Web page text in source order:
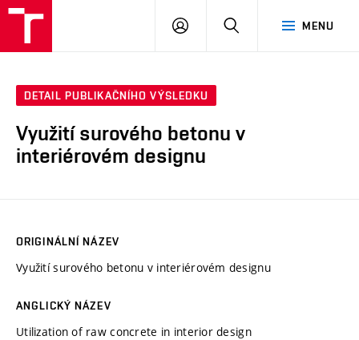
MENU
PŘIHLÁSIT
DETAIL PUBLIKAČNÍHO VÝSLEDKU
Využití surového betonu v
interiérovém designu
ORIGINÁLNÍ NÁZEV
Využití surového betonu v interiérovém designu
ANGLICKÝ NÁZEV
Utilization of raw concrete in interior design